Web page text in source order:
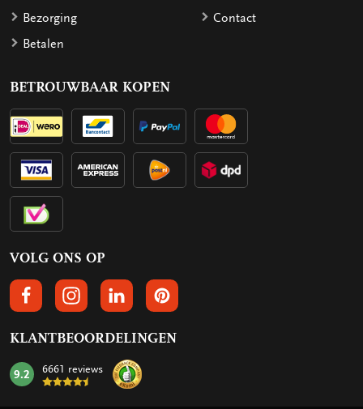
Bezorging
Betalen
Contact
BETROUWBAAR KOPEN
VOLG ONS OP
VOLGS ONS OP FACEBOOK
VOLG ONS OP INSTAGRAM
VOLG ONS OP LINKEDIN
VOLG ONS OP PINTEREST
KLANTBEOORDELINGEN
mark:
9.2 6661 reviews